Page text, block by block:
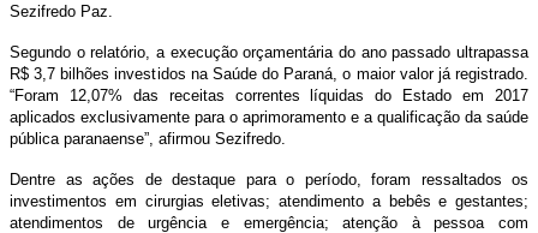
Sezifredo Paz.
Segundo o relatório, a execução orçamentária do ano passado ultrapassa
R$ 3,7 bilhões investidos na Saúde do Paraná, o maior valor já registrado.
“Foram 12,07% das receitas correntes líquidas do Estado em 2017
aplicados exclusivamente para o aprimoramento e a qualificação da saúde
pública paranaense”, afirmou Sezifredo.
Dentre as ações de destaque para o período, foram ressaltados os
investimentos em cirurgias eletivas; atendimento a bebês e gestantes;
atendimentos de urgência e emergência; atenção à pessoa com